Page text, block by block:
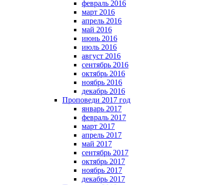
февраль 2016
март 2016
апрель 2016
май 2016
июнь 2016
июль 2016
август 2016
сентябрь 2016
октябрь 2016
ноябрь 2016
декабрь 2016
Проповеди 2017 год
январь 2017
февраль 2017
март 2017
апрель 2017
май 2017
сентябрь 2017
октябрь 2017
ноябрь 2017
декабрь 2017